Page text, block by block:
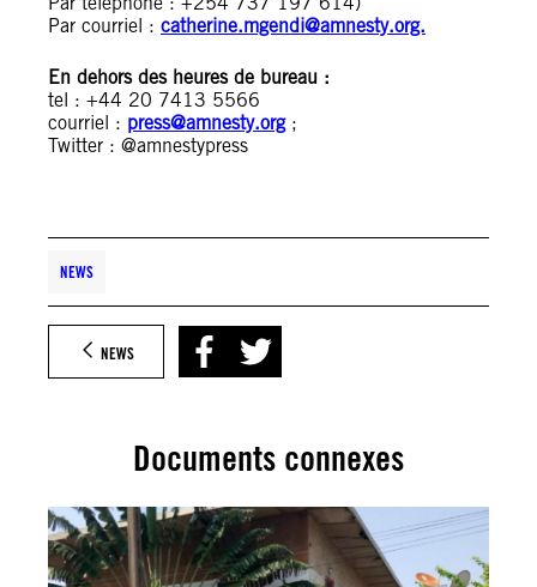
Par courriel : catherine.mgendi@amnesty.org.
En dehors des heures de bureau :
tel : +44 20 7413 5566
courriel : press@amnesty.org;
Twitter : @amnestypress
NEWS
NEWS
Documents connexes